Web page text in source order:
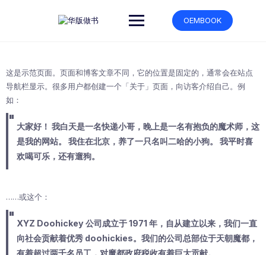
OEMBOOK
这是示范页面。页面和博客文章不同，它的位置是固定的，通常会在站点
导航栏显示。很多用户都创建一个「关于」页面，向访客介绍自己。例
如：
大家好！ 我白天是一名快递小哥，晚上是一名有抱负的魔术师，这
是我的网站。 我住在北京，养了一只名叫二哈的小狗。 我平时喜
欢喝可乐，还有遛狗。
……或这个：
XYZ Doohickey 公司成立于 1971 年，自从建立以来，我们一直
向社会贡献着优秀 doohickies。我们的公司总部位于天朝魔都，
有着超过两千名员工，对魔都政府税收有着巨大贡献。